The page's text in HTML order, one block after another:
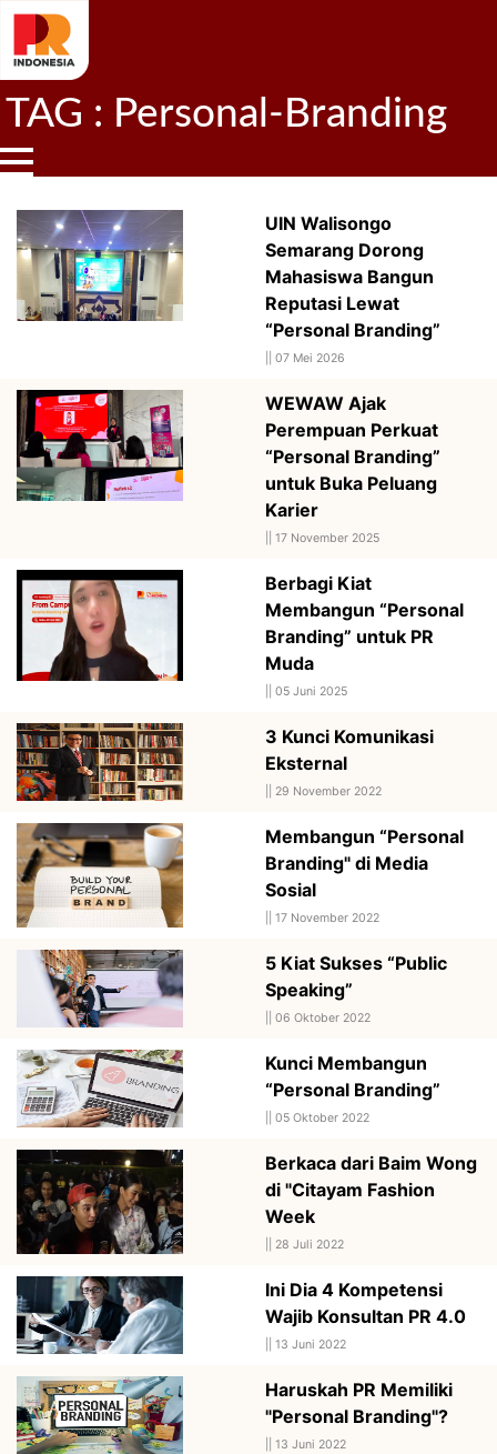
TAG : Personal-Branding
UIN Walisongo
Semarang Dorong
Mahasiswa Bangun
Reputasi Lewat
“Personal Branding”
07 Mei 2026
WEWAW Ajak
Perempuan Perkuat
“Personal Branding”
untuk Buka Peluang
Karier
17 November 2025
Berbagi Kiat
Membangun “Personal
Branding” untuk PR
Muda
05 Juni 2025
3 Kunci Komunikasi
Eksternal
29 November 2022
Membangun “Personal
Branding" di Media
Sosial
17 November 2022
5 Kiat Sukses “Public
Speaking”
06 Oktober 2022
Kunci Membangun
“Personal Branding”
05 Oktober 2022
Berkaca dari Baim Wong
di "Citayam Fashion
Week
28 Juli 2022
Ini Dia 4 Kompetensi
Wajib Konsultan PR 4.0
13 Juni 2022
Haruskah PR Memiliki
"Personal Branding"?
13 Juni 2022